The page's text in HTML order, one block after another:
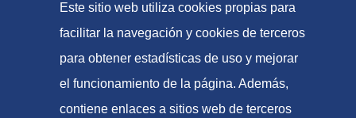
© Oficina Española de Patentes y Marcas, 2023
Accesibilidad
Este sitio web utiliza cookies propias para
facilitar la navegación y cookies de terceros
para obtener estadísticas de uso y mejorar
el funcionamiento de la página. Además,
contiene enlaces a sitios web de terceros